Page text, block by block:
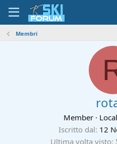
Membri
Member ·
Iscritto dal 12
Ultima volta visto